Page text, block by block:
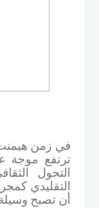
في زمن
ترتفع موجة
التحول
التقليدي
أن تصبح